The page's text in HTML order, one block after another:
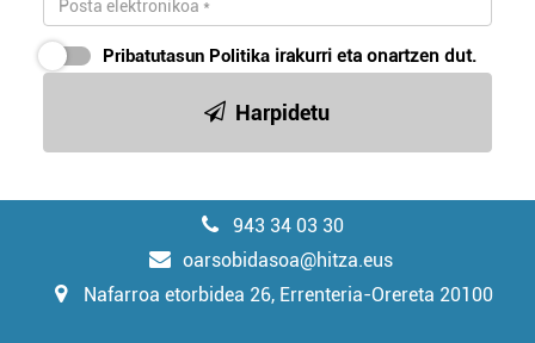
Pribatutasun Politika irakurri eta onartzen dut.
Harpidetu
943 34 03 30
oarsobidasoa@hitza.eus
Nafarroa etorbidea 26, Errenteria-Orereta 20100